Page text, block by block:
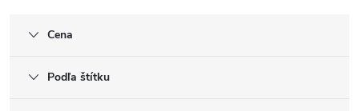
Cena
Podľa štítku